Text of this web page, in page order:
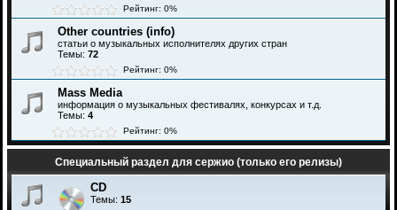
Рейтинг: 0%
Other countries (info)
статьи о музыкальных исполнителях других стран
Темы: 72
Рейтинг: 0%
Mass Media
информация о музыкальных фестивалях, конкурсах и т.д.
Темы: 4
Рейтинг: 0%
Специальный раздел для сержио (только его релизы)
CD
Темы: 15